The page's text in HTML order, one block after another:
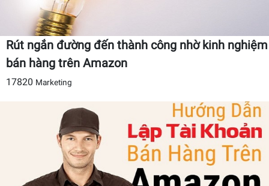
Rút ngắn đường đến thành công nhờ kinh nghiệm
bán hàng trên Amazon
17820 Marketing